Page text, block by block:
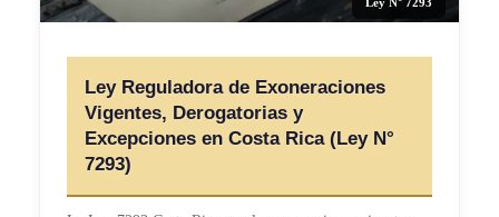
Ley Reguladora de Exoneraciones
Vigentes, Derogatorias y
Excepciones en Costa Rica (Ley N°
7293)